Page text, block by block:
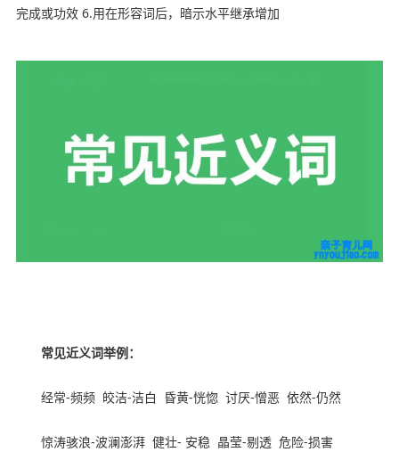
完成或功效 6.用在形容词后，暗示水平继承增加
常见近义词举例：
经常-频频 皎洁-洁白 昏黄-恍惚 讨厌-憎恶 依然-仍然
惊涛骇浪-波澜澎湃 健壮- 安稳 晶莹-剔透 危险-损害